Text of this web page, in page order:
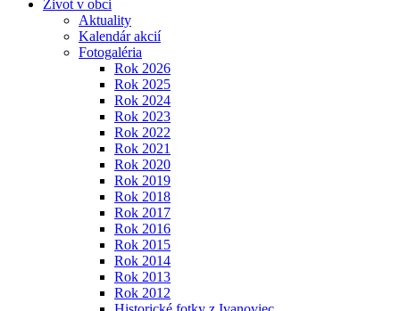
Život v obci
Aktuality
Kalendár akcií
Fotogaléria
Rok 2026
Rok 2025
Rok 2024
Rok 2023
Rok 2022
Rok 2021
Rok 2020
Rok 2019
Rok 2018
Rok 2017
Rok 2016
Rok 2015
Rok 2014
Rok 2013
Rok 2012